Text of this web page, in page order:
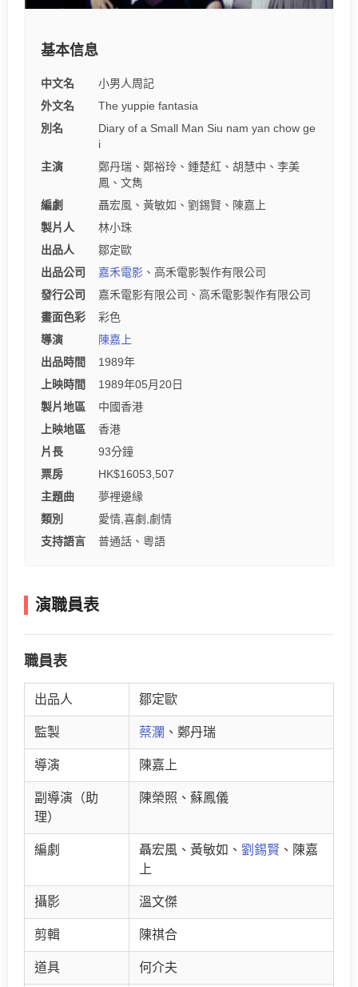
基本信息
中文名
小男人周記
外文名
The yuppie fantasia
別名
Diary of a Small Man Siu nam yan chow ge
i
主演
鄭丹瑞、鄭裕玲、鍾楚紅、胡慧中、李美
鳳、文雋
編劇
聶宏風、黃敏如、劉錫賢、陳嘉上
製片人
林小珠
出品人
鄒定歐
出品公司
嘉禾電影 、高禾電影製作有限公司
發行公司
嘉禾電影有限公司、高禾電影製作有限公司
畫面色彩
彩色
導演
陳嘉上
出品時間
1989年
上映時間
1989年05月20日
製片地區
中國香港
上映地區
香港
片長
93分鐘
票房
HK$16053,507
主題曲
夢裡邊緣
類別
愛情,喜劇,劇情
支持語言
普通話、粵語
演職員表
職員表
出品人 鄒定歐
監製 蔡瀾 、鄭丹瑞
導演 陳嘉上
副導演（助
理）
陳榮照、蘇鳳儀
編劇 聶宏風、黃敏如、 劉錫賢 、陳嘉
上
攝影 溫文傑
剪輯 陳祺合
道具 何介夫